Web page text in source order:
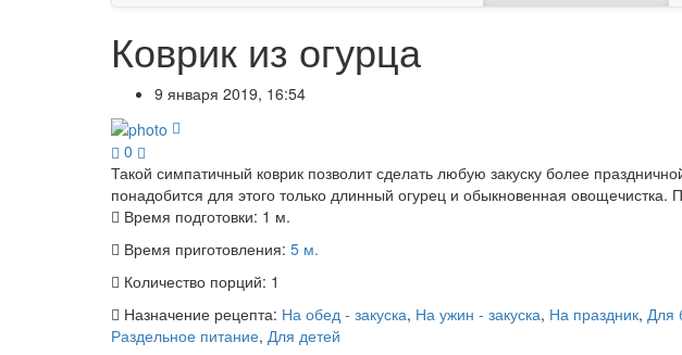
Коврик из огурца
9 января 2019, 16:54
0
Такой симпатичный коврик позволит сделать любую закуску более
понадобится для этого только длинный огурец и обыкновенная овощечистка.
Время подготовки: 1 м.
Время приготовления: 5 м.
Количество порций: 1
Назначение рецепта: На обед - закуска, На ужин - закуска, На праздник, Для
Раздельное питание, Для детей